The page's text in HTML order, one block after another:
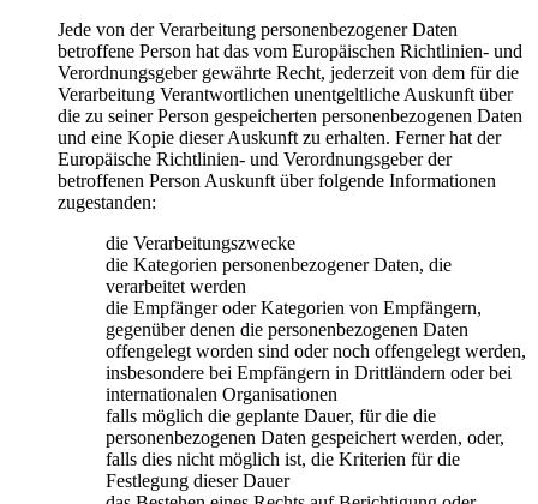
Jede von der Verarbeitung personenbezogener Daten
betroffene Person hat das vom Europäischen Richtlinien- und
Verordnungsgeber gewährte Recht, jederzeit von dem für die
Verarbeitung Verantwortlichen unentgeltliche Auskunft über
die zu seiner Person gespeicherten personenbezogenen Daten
und eine Kopie dieser Auskunft zu erhalten. Ferner hat der
Europäische Richtlinien- und Verordnungsgeber der
betroffenen Person Auskunft über folgende Informationen
zugestanden:
die Verarbeitungszwecke
die Kategorien personenbezogener Daten, die
verarbeitet werden
die Empfänger oder Kategorien von Empfängern,
gegenüber denen die personenbezogenen Daten
offengelegt worden sind oder noch offengelegt werden,
insbesondere bei Empfängern in Drittländern oder bei
internationalen Organisationen
falls möglich die geplante Dauer, für die die
personenbezogenen Daten gespeichert werden, oder,
falls dies nicht möglich ist, die Kriterien für die
Festlegung dieser Dauer